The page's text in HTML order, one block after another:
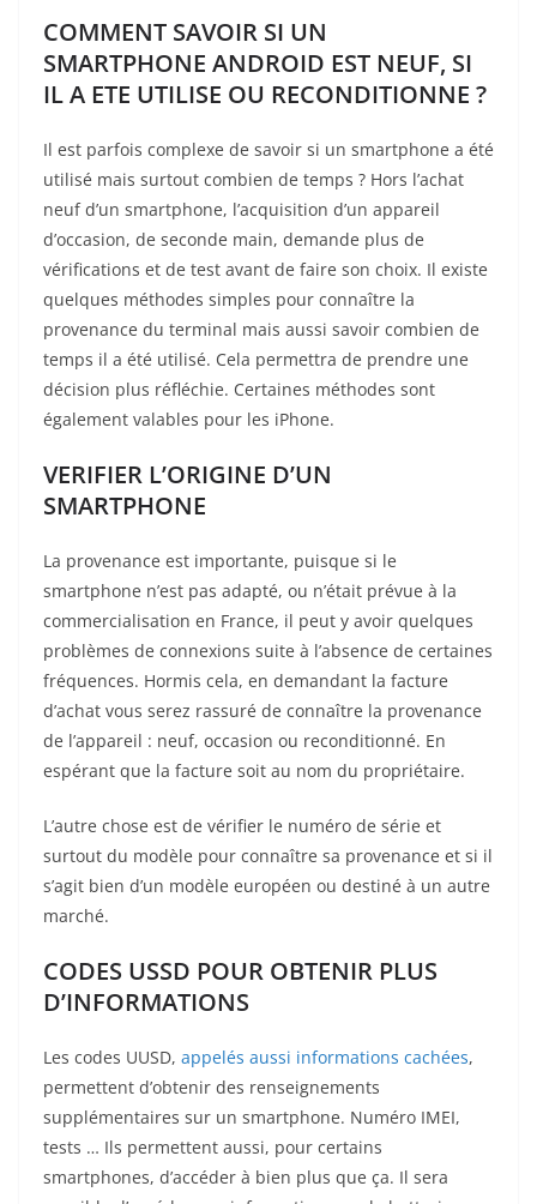
COMMENT SAVOIR SI UN
SMARTPHONE ANDROID EST NEUF, SI
IL A ETE UTILISE OU RECONDITIONNE ?
Il est parfois complexe de savoir si un smartphone a été
utilisé mais surtout combien de temps ? Hors l’achat
neuf d’un smartphone, l’acquisition d’un appareil
d’occasion, de seconde main, demande plus de
vérifications et de test avant de faire son choix. Il existe
quelques méthodes simples pour connaître la
provenance du terminal mais aussi savoir combien de
temps il a été utilisé. Cela permettra de prendre une
décision plus réfléchie. Certaines méthodes sont
également valables pour les iPhone.
VERIFIER L’ORIGINE D’UN
SMARTPHONE
La provenance est importante, puisque si le
smartphone n’est pas adapté, ou n’était prévue à la
commercialisation en France, il peut y avoir quelques
problèmes de connexions suite à l’absence de certaines
fréquences. Hormis cela, en demandant la facture
d’achat vous serez rassuré de connaître la provenance
de l’appareil : neuf, occasion ou reconditionné. En
espérant que la facture soit au nom du propriétaire.
L’autre chose est de vérifier le numéro de série et
surtout du modèle pour connaître sa provenance et si il
s’agit bien d’un modèle européen ou destiné à un autre
marché.
CODES USSD POUR OBTENIR PLUS
D’INFORMATIONS
Les codes UUSD, appelés aussi informations cachées,
permettent d’obtenir des renseignements
supplémentaires sur un smartphone. Numéro IMEI,
tests … Ils permettent aussi, pour certains
smartphones, d’accéder à bien plus que ça. Il sera